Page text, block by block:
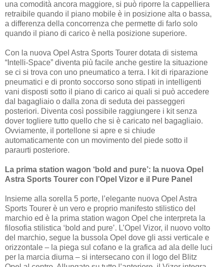
una comodità ancora maggiore, si può riporre la cappelliera
retraibile quando il piano mobile è in posizione alta o bassa,
a differenza della concorrenza che permette di farlo solo
quando il piano di carico è nella posizione superiore.
Con la nuova Opel Astra Sports Tourer dotata di sistema
“Intelli-Space” diventa più facile anche gestire la situazione
se ci si trova con uno pneumatico a terra. I kit di riparazione
pneumatici e di pronto soccorso sono stipati in intelligenti
vani disposti sotto il piano di carico ai quali si può accedere
dal bagagliaio o dalla zona di seduta dei passeggeri
posteriori. Diventa così possibile raggiungere i kit senza
dover togliere tutto quello che si è caricato nel bagagliaio.
Ovviamente, il portellone si apre e si chiude
automaticamente con un movimento del piede sotto il
paraurti posteriore.
La prima station wagon ‘bold and pure’: la nuova Opel
Astra Sports Tourer con l’Opel Vizor e il Pure Panel
Insieme alla sorella 5 porte, l’elegante nuova Opel Astra
Sports Tourer è un vero e proprio manifesto stilistico del
marchio ed è la prima station wagon Opel che interpreta la
filosofia stilistica ‘bold and pure’. L’Opel Vizor, il nuovo volto
del marchio, segue la bussola Opel dove gli assi verticale e
orizzontale – la piega sul cofano e la grafica ad ala delle luci
per la marcia diurna – si intersecano con il logo del Blitz